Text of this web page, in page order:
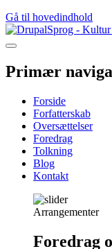
Gå til hovedindhold
Sprog -
Primær
Forside
Forfatterskab
Oversættelser
Foredrag
Tolkning
Blog
Kontakt
Arrangementer
Foredrag